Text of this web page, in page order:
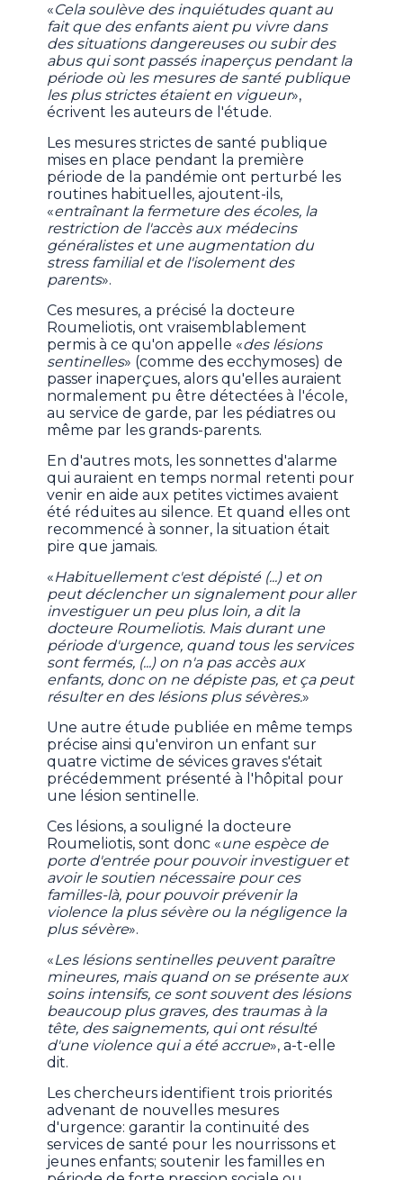
«Cela soulève des inquiétudes quant au
fait que des enfants aient pu vivre dans
des situations dangereuses ou subir des
abus qui sont passés inaperçus pendant la
période où les mesures de santé publique
les plus strictes étaient en vigueur»,
écrivent les auteurs de l'étude.
Les mesures strictes de santé publique
mises en place pendant la première
période de la pandémie ont perturbé les
routines habituelles, ajoutent-ils,
«entraînant la fermeture des écoles, la
restriction de l'accès aux médecins
généralistes et une augmentation du
stress familial et de l'isolement des
parents».
Ces mesures, a précisé la docteure
Roumeliotis, ont vraisemblablement
permis à ce qu'on appelle «des lésions
sentinelles» (comme des ecchymoses) de
passer inaperçues, alors qu'elles auraient
normalement pu être détectées à l'école,
au service de garde, par les pédiatres ou
même par les grands-parents.
En d'autres mots, les sonnettes d'alarme
qui auraient en temps normal retenti pour
venir en aide aux petites victimes avaient
été réduites au silence. Et quand elles ont
recommencé à sonner, la situation était
pire que jamais.
«Habituellement c'est dépisté (...) et on
peut déclencher un signalement pour aller
investiguer un peu plus loin, a dit la
docteure Roumeliotis. Mais durant une
période d'urgence, quand tous les services
sont fermés, (...) on n'a pas accès aux
enfants, donc on ne dépiste pas, et ça peut
résulter en des lésions plus sévères.»
Une autre étude publiée en même temps
précise ainsi qu'environ un enfant sur
quatre victime de sévices graves s'était
précédemment présenté à l'hôpital pour
une lésion sentinelle.
Ces lésions, a souligné la docteure
Roumeliotis, sont donc «une espèce de
porte d'entrée pour pouvoir investiguer et
avoir le soutien nécessaire pour ces
familles-là, pour pouvoir prévenir la
violence la plus sévère ou la négligence la
plus sévère».
«Les lésions sentinelles peuvent paraître
mineures, mais quand on se présente aux
soins intensifs, ce sont souvent des lésions
beaucoup plus graves, des traumas à la
tête, des saignements, qui ont résulté
d'une violence qui a été accrue», a-t-elle
dit.
Les chercheurs identifient trois priorités
advenant de nouvelles mesures
d'urgence: garantir la continuité des
services de santé pour les nourrissons et
jeunes enfants; soutenir les familles en